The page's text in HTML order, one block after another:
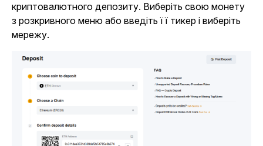
криптовалютного депозиту. Виберіть свою монету
з розкривного меню або введіть її тикер і виберіть
мережу.